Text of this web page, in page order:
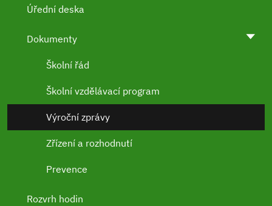
Úřední deska
Dokumenty
Školní řád
Školní vzdělávací program
Výroční zprávy
Zřízení a rozhodnutí
Prevence
Rozvrh hodin